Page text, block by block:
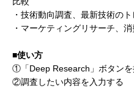
・技術動向調査、最新技術の
・マーケティングリサーチ、
■使い方
①「Deep Research」ボタンを
②調査したい内容を入力する